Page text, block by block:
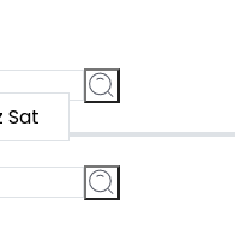
Sat
akıllı saat...